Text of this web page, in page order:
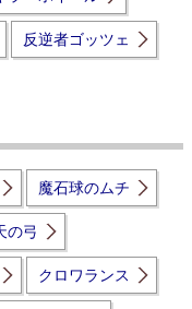
反逆者ゴッツェ
魔石球のムチ
の弓
クロワランス